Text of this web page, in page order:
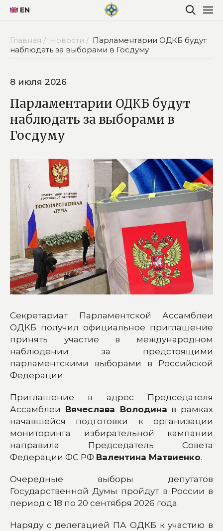
EN
Главная / Новости / Парламентарии ОДКБ будут
наблюдать за выборами в Госдуму
8 июля 2026
Парламентарии ОДКБ будут
наблюдать за выборами в
Госдуму
Секретариат Парламентской Ассамблеи
ОДКБ получил официальное приглашение
принять участие в международном
наблюдении за предстоящими
парламентскими выборами в Российской
Федерации.
Приглашение в адрес Председателя
Ассамблеи Вячеслава Володина в рамках
начавшейся подготовки к организации
мониторинга избирательной кампании
направила Председатель Совета
Федерации ФС РФ Валентина Матвиенко.
Очередные выборы депутатов
Государственной Думы пройдут в России в
период с 18 по 20 сентября 2026 года.
Наряду с делегацией ПА ОДКБ к участию в